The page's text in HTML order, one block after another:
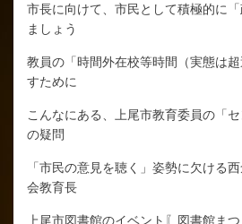
市長に向けて、市民として積極的に
ましょう
教員の「時間外在校等時間（実態は
すために
こんなにある、上尾市教育委員の「
の疑問
「市民の意見を聴く」姿勢に欠ける
会教育長
上尾市図書館のイベント〖図書館ま